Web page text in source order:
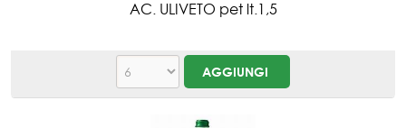
AC. ULIVETO pet lt.1,5